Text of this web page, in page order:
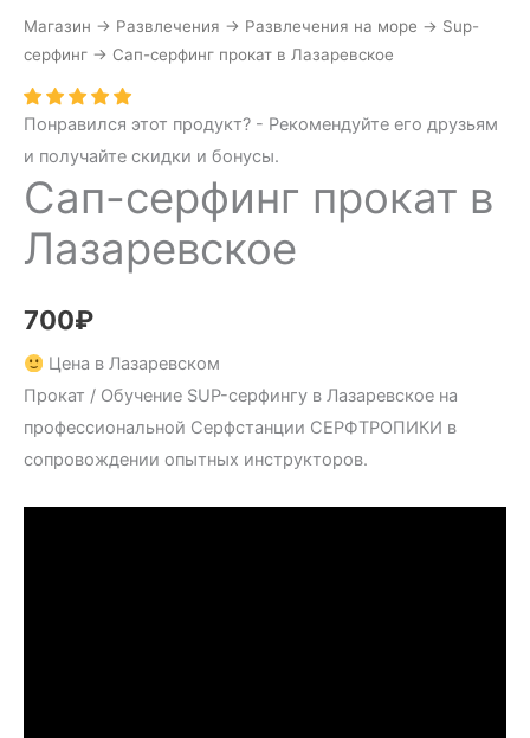
Магазин → Развлечения → Развлечения на море → Sup-
серфинг → Сап-серфинг прокат в Лазаревское
Понравился этот продукт? - Рекомендуйте его друзьям
и получайте скидки и бонусы.
Сап-серфинг прокат в
Лазаревское
700₽
Цена в Лазаревском
Прокат / Обучение SUP-серфингу в Лазаревское на
профессиональной Серфстанции СЕРФТРОПИКИ в
сопровождении опытных инструкторов.